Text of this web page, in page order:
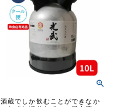
酒蔵でしか飲むことができなか